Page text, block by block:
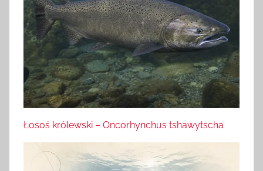
Łosoś królewski – Oncorhynchus tshawytscha